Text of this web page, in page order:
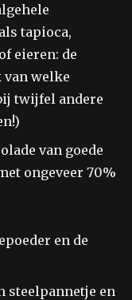
tapioca,
eieren: de
welke
twijfel andere
van goede
ongeveer 70%
en de
steelpannetje en